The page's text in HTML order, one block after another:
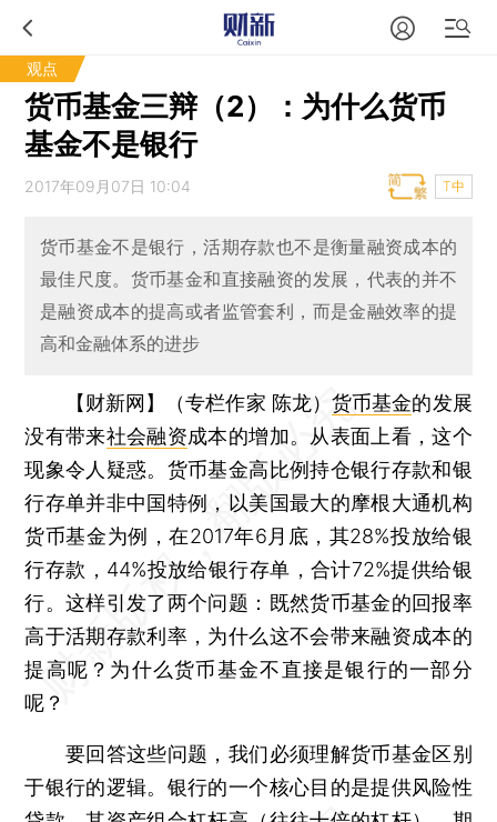
观点
货币基金三辩（2）：为什么货币
基金不是银行
2017年09月07日 10:04 T中
货币基金不是银行，活期存款也不是衡量融资成本的
最佳尺度。货币基金和直接融资的发展，代表的并不
是融资成本的提高或者监管套利，而是金融效率的提
高和金融体系的进步
【财新网】（专栏作家 陈龙）货币基金的发展
没有带来社会融资成本的增加。从表面上看，这个
现象令人疑惑。货币基金高比例持仓银行存款和银
行存单并非中国特例，以美国最大的摩根大通机构
货币基金为例，在2017年6月底，其28%投放给银
行存款，44%投放给银行存单，合计72%提供给银
行。这样引发了两个问题：既然货币基金的回报率
高于活期存款利率，为什么这不会带来融资成本的
提高呢？为什么货币基金不直接是银行的一部分
呢？
要回答这些问题，我们必须理解货币基金区别
于银行的逻辑。银行的一个核心目的是提供风险性